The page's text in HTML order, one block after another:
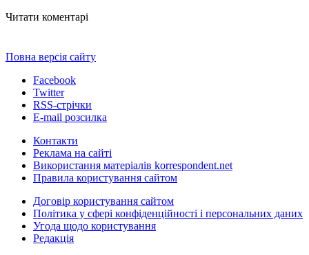
Читати коментарі
Повна версія сайту
Facebook
Twitter
RSS-стрічки
E-mail розсилка
Контакти
Реклама на сайті
Використання матеріалів korrespondent.net
Правила користування сайтом
Договір користування сайтом
Політика у сфері конфіденційності і персональних даних
Угода щодо користування
Редакція